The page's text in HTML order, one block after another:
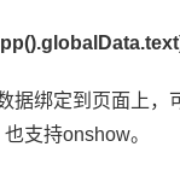
据绑定到页面上
支持onshow。